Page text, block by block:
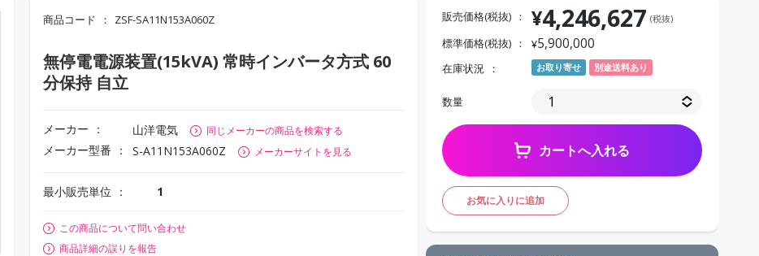
商品コード ZSF-SA11N153A060Z
無停電電源装置(15kVA) 常時インバータ方式 60
分保持 自立
メーカー 山洋電気 同じメーカーの商品を検索する
メーカー型番 S-A11N153A060Z メーカーサイトを見る
最小販売単位 1
この商品について問い合わせ
商品詳細の誤りを報告
販売価格(税抜) ¥4,246,627 (税抜)
標準価格(税抜) ¥5,900,000
在庫状況 お取り寄せ 別途送料あり
数量
カートへ入れる
お気に入りに追加